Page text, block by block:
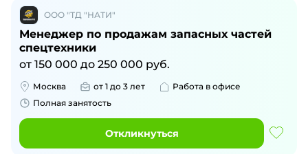
ООО "ТД "НАТИ"
Менеджер по продажам запасных частей
спецтехники
от 150 000 до 250 000 руб.
Москва от 1 до 3 лет
Работа в офисе
Полная занятость
Откликнуться